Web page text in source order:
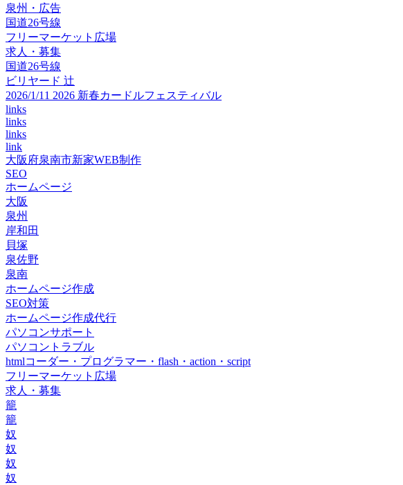
泉州・広告
国道26号線
フリーマーケット広場
求人・募集
国道26号線
ビリヤード 辻
2026/1/11 2026 新春カードルフェスティバル
links
links
links
link
大阪府泉南市新家WEB制作
SEO
ホームページ
大阪
泉州
岸和田
貝塚
泉佐野
泉南
ホームページ作成
SEO対策
ホームページ作成代行
パソコンサポート
パソコントラブル
htmlコーダー・プログラマー・flash・action・script
フリーマーケット広場
求人・募集
籠
籠
奴
奴
奴
奴